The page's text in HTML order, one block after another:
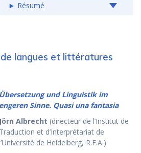
Résumé
de langues et littératures
Übersetzung und Linguistik im
engeren Sinne. Quasi una fantasia
Jörn Albrecht (directeur de l’Institut de
Traduction et d’Interprétariat de
de Heidelberg, R.F.A.)